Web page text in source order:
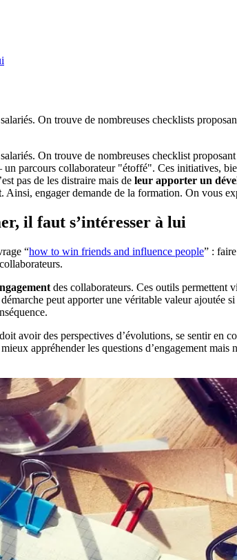
On trouve de nombreuses checklists
On trouve de nombreuses checklist
parcours collaborateur "étoffé". Ces initiatives,
pas de les distraire mais de leur apporter un
. Ainsi, engager demande de la formation. On vous
il faut s’intéresser à lui
“how to win friends and influence people” :
des collaborateurs. Ces outils permettent
peut apporter une véritable valeur ajoutée
avoir des perspectives d’évolutions, se sentir
appréhender les questions d’engagement mais